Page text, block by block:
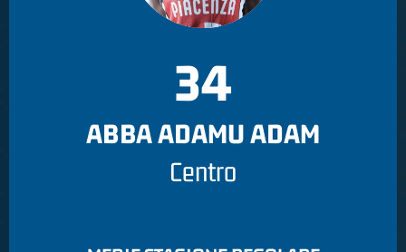
34
ABBA ADAMU ADAM
Centro